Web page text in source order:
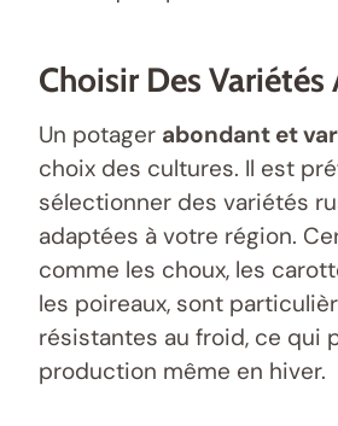
Choisir Des Variétés
Un potager abondant et
choix des cultures. Il est
sélectionner des variétés
adaptées à votre région.
comme les choux, les
les poireaux, sont
résistantes au froid, ce qui
production même en hiver.